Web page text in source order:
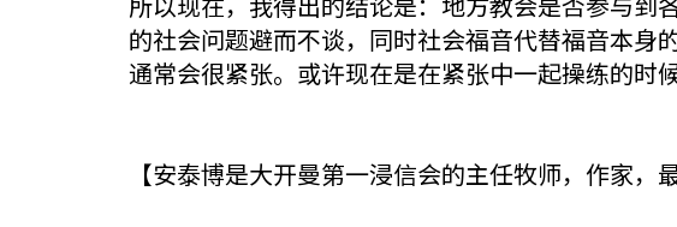
的社会问题避而不谈，同时社会福音代替福音本身
通常会很紧张。或许现在是在紧张中一起操练的时候
【安泰博是大开曼第一浸信会的主任牧师，作家，